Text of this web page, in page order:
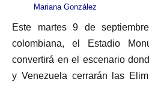
Mariana González
Este martes 9 de
colombiana, el Estadio
convertirá en el escenario
y Venezuela cerrarán las